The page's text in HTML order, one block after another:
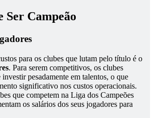
Ser Campeão
para os clubes que lutam pelo título é o
. Para serem competitivos, os clubes
pesadamente em talentos, o que
significativo nos custos operacionais.
que competem na Liga dos Campeões
os salários dos seus jogadores para